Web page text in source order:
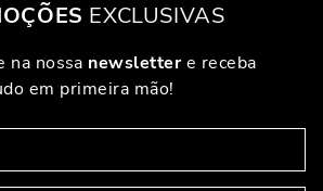
EXCLUSIVAS
na nossa newslettere receba
em primeira mão!